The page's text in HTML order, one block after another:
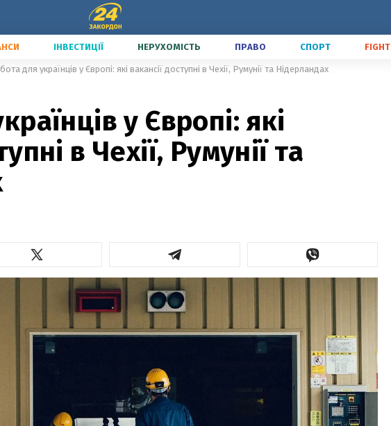
ІНВЕСТИЦІЇ НЕРУХОМІСТЬ ПРАВО СПОРТ FIGHT
для українців у Європі: які вакансії доступні в Чехії, Румунії та Нідерландах
у Європі: які
в Чехії, Румунії та